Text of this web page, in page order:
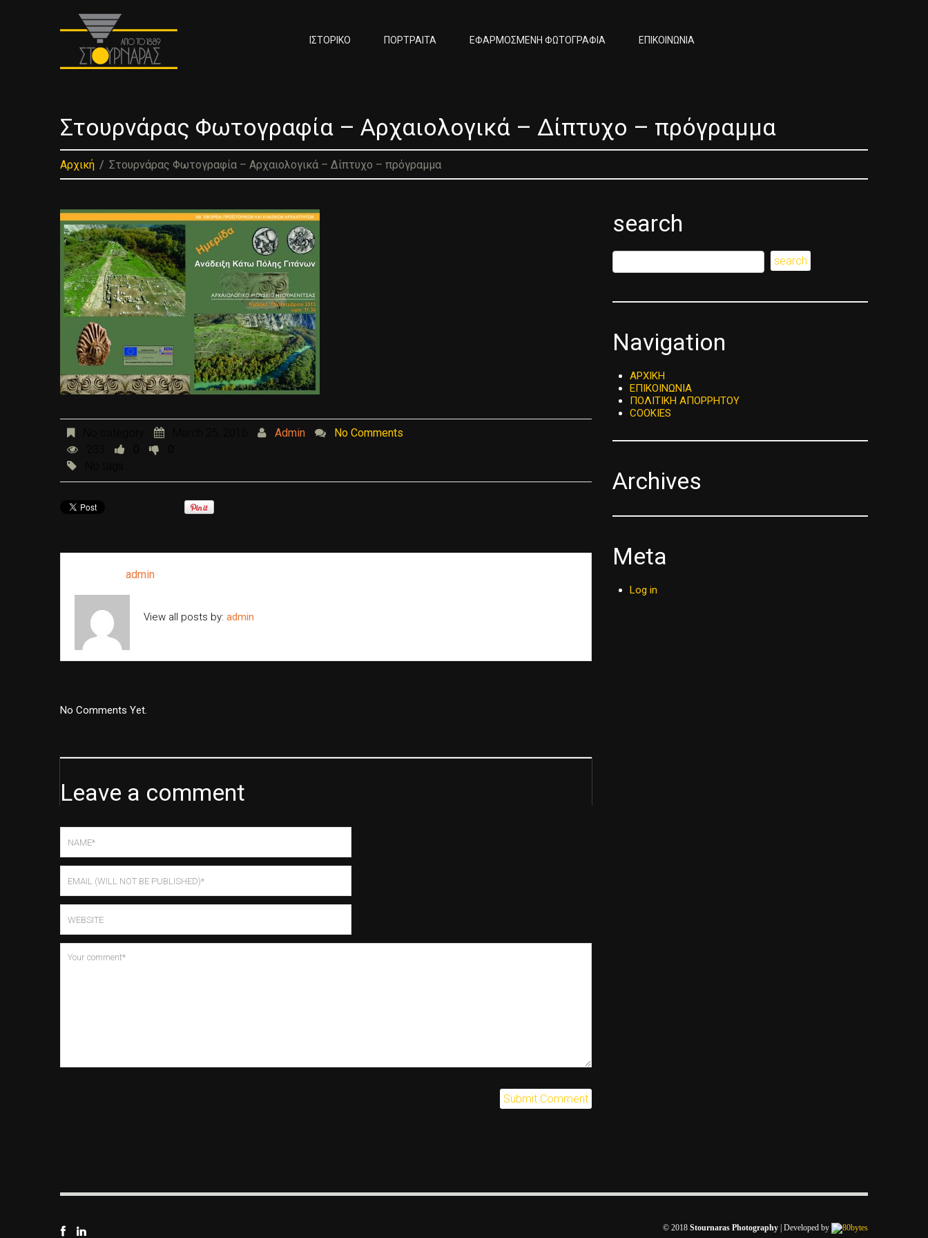
ΙΣΤΟΡΙΚΟ ΠΟΡΤΡΑΙΤΑ ΕΦΑΡΜΟΣΜΕΝΗ ΦΩΤΟΓΡΑΦΙΑ ΕΠΙΚΟΙΝΩΝΙΑ
Στουρνάρας Φωτογραφία – Αρχαιολογικά – Δίπτυχο – πρόγραμμα
Αρχική Στουρνάρας Φωτογραφία – Αρχαιολογικά – Δίπτυχο – πρόγραμμα
Admin
No Comments
admin
View all posts by: admin
No Comments Yet.
Leave a comment
search
Navigation
ΑΡΧΙΚΗ
ΕΠΙΚΟΙΝΩΝΙΑ
ΠΟΛΙΤΙΚΗ ΑΠΟΡΡΗΤΟΥ
COOKIES
Archives
Meta
Log in
© 2018 Stournaras Photography Developed by